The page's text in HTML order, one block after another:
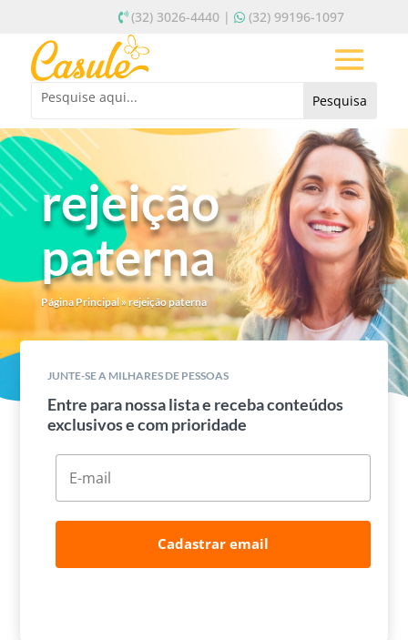
(32) 3026-4440 | (32) 99196-1097
rejeição
paterna
Página Principal» rejeição paterna
JUNTE-SE A MILHARES DE PESSOAS
Entre para nossa lista e receba conteúdos
exclusivos e com prioridade
Cadastrar email